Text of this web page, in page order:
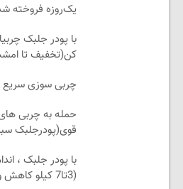
یک‌روزه فروخته شد
با پودر جلبک
کن(تخفیف تا
چربی سوزی سریع
حمله به چربی
قوی(پودرجلبک
با پودر جلبک ،
(3تا7 کیلو کاهش وزن در یک ماه)